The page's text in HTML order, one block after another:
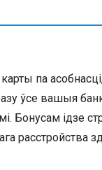
па
ўсе вашыя
Бонусам ідзе
расстройства